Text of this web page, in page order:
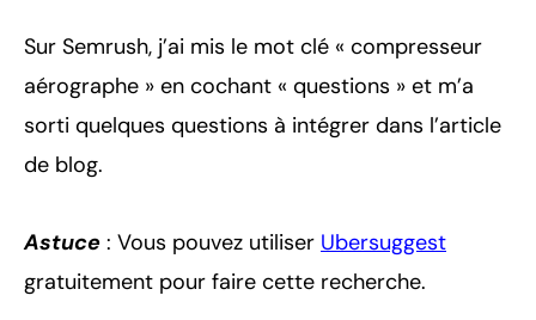
Sur Semrush, j’ai mis le mot clé « compresseur
aérographe » en cochant « questions » et m’a
sorti quelques questions à intégrer dans l’article
de blog.
Astuce : Vous pouvez utiliser Ubersuggest
gratuitement pour faire cette recherche.